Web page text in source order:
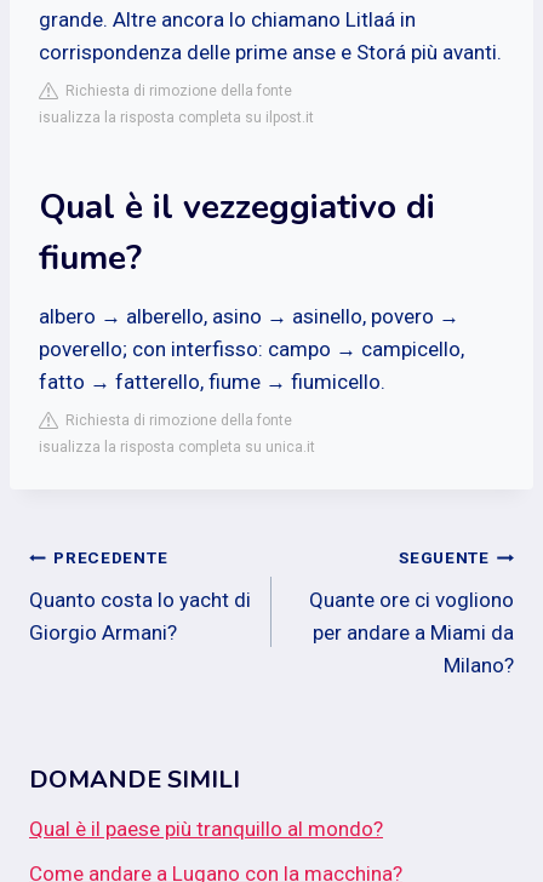
grande. Altre ancora lo chiamano Litlaá in
corrispondenza delle prime anse e Storá più avanti.
Richiesta di rimozione della fonte
isualizza la risposta completa su ilpost.it
Qual è il vezzeggiativo di
fiume?
albero → alberello, asino → asinello, povero →
poverello; con interfisso: campo → campicello,
fatto → fatterello, fiume → fiumicello.
Richiesta di rimozione della fonte
isualizza la risposta completa su unica.it
Navigazione
articoli
PRECEDENTE
Quanto costa lo yacht di
Giorgio Armani?
SEGUENTE
Quante ore ci vogliono
per andare a Miami da
Milano?
DOMANDE SIMILI
Qual è il paese più tranquillo al mondo?
Come andare a Lugano con la macchina?